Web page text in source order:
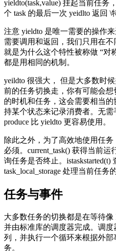
yieldto(task,value) 挂起当前任务
个 task 的最后一次 yeidlto 返回 \
注意 yieldto 是唯一需要的操作
需要调用和返回，我们只用在
就是为什么这个特性被称做 “对
都是用相同的机制。
yeildto 很强大， 但是大多数时
前的任务切换走，你有可能会
的时机和任务，这会需要相当的
持某个状态来记录消费者。无
produce 比 yieldto 更容易使用。
除此之外，为了高效地使用任
必须。current_task() 获得当前运
询任务是否终止。istaskstarted(t)
task_local_storage 处理当前任务
任务与事件
大多数任务的切换都是在等待像
并由标准库的调度器完成。调
列，并执行一个循环来根据外
务。